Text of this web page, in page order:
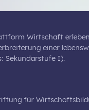
Wirtschaft
einer
Sekundarstufe I).
für